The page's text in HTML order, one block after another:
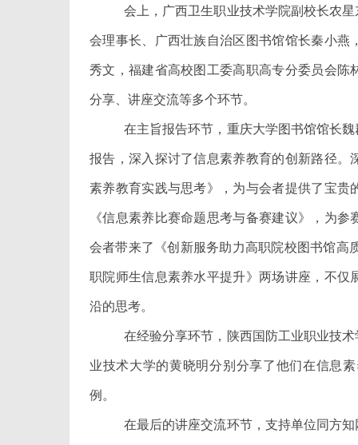
会上，广西卫生职业技术学院副校长农
会理事长、广西壮族自治区图书馆馆长秦小
秀文，福建省高校图工委高职高专分委员会
分享、讲座交流等多个环节。
在主旨报告环节，重庆大学图书馆馆长
报告，深入探讨了信息素养教育的创新路径
素养教育实践与思考》，为与会者提供了宝
《信息素养比赛命题思考与备赛建议》，为
会者带来了《创新服务助力高职院校图书馆
职院师生信息素养水平提升》两场讲座，不
沿的思考。
在经验分享环节，陕西国防工业职业技
业技术大学的黄晓明分别分享了他们在信息
例。
在最后的讲座交流环节，支持单位同方